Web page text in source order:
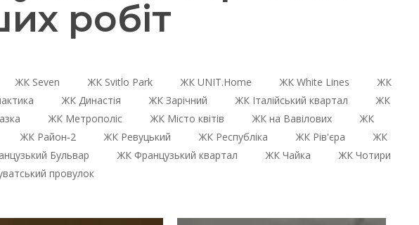
робіт
ЖК Seven ЖК Svitlo Park ЖК UNIT.Home ЖК White Lines
ЖК
ЖК Династія ЖК Зарічний ЖК Італійський квартал
ЖК
ЖК Метрополіс ЖК Місто квітів ЖК на Вавілових
ЖК
ЖК Район-2 ЖК Ревуцький ЖК Республіка ЖК Рів'єра
ЖК
Бульвар ЖК Французький квартал ЖК Чайка
ЖК Чотири
провулок